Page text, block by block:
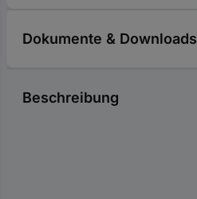
Dokumente & Downloads
Beschreibung